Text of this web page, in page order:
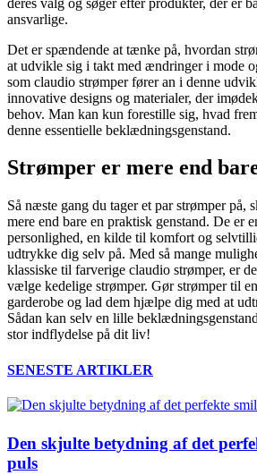
ansvarlige.
Det er spændende at tænke på, hvordan
at udvikle sig i takt med ændringer i mode
som claudio strømper fører an i denne
innovative designs og materialer, der
behov. Man kan kun forestille sig, hvad
denne essentielle beklædningsgenstand.
Strømper er mere end
Så næste gang du tager et par strømper på,
mere end bare en praktisk genstand. De er
personlighed, en kilde til komfort og
udtrykke dig selv på. Med så mange
klassiske til farverige claudio strømper, er
vælge kedelige strømper. Gør strømper til
garderobe og lad dem hjælpe dig med at
Sådan kan selv en lille
stor indflydelse på dit liv!
SENESTE ARTIKLER
Den skjulte betydning af det
puls